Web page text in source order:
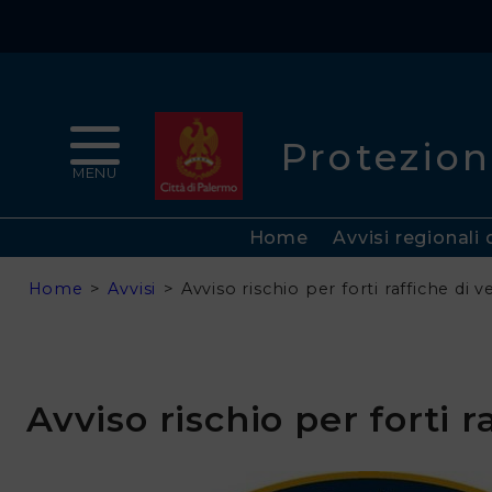
Palermo
Home
Chi
MENU
Home Avvisi regionali
Home > Avvisi > Avviso rischio per forti raffiche di
Avviso rischio per forti